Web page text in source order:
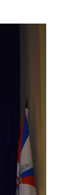
Виктор
кадет, 101 взвод